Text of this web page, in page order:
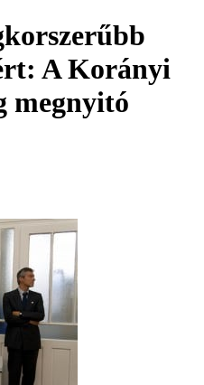
A Korányi
megnyitó